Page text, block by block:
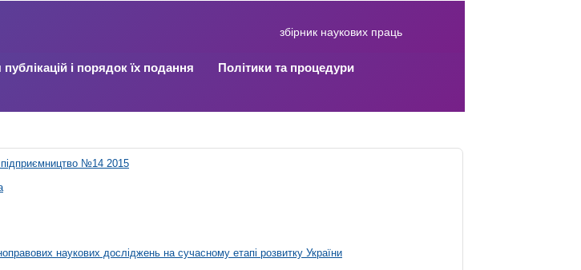
збірник наукових праць
і порядок їх подання Політики та процедури
підприємництво №14 2015
наукових досліджень на сучасному етапі розвитку України